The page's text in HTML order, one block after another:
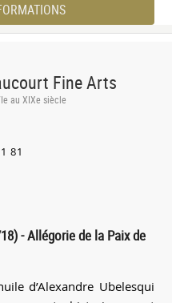
Fine Arts
au XIXe siècle
81
- Allégorie de la Paix de
d’Alexandre Ubelesqui